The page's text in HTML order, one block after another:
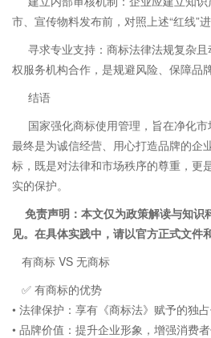
市、宣传物料发布前，对照上述“红线”进
寻求专业支持：商标法律法规复杂
权服务机构合作，是规避风险、保障品
结语
国家强化商标使用管理，旨在净化
最终是为诚信经营、用心打造品牌的企
标，既是对法律和市场秩序的尊重，更
实的保护。
免责声明：本文仅为政策解读与知识
见。在具体实践中，请以官方正式文件
有商标 VS 无商标
✅ 有商标的优势
• 法律保护：享有《商标法》赋予的独
• 品牌价值：提升企业形象，增强消费